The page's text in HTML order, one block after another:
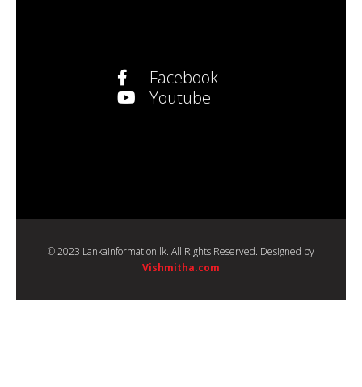
Facebook
Youtube
© 2023 Lankainformation.lk. All Rights Reserved. Designed by
Vishmitha.com